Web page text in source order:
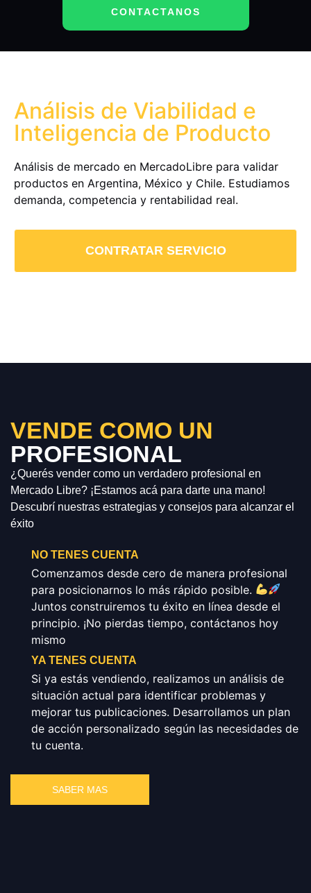
CONTACTANOS
Análisis de Viabilidad e
Inteligencia de Producto
Análisis de mercado en MercadoLibre para validar
productos en Argentina, México y Chile. Estudiamos
demanda, competencia y rentabilidad real.
CONTRATAR SERVICIO
VENDE COMO UN
PROFESIONAL
¿Querés vender como un verdadero profesional en
Mercado Libre? ¡Estamos acá para darte una mano!
Descubrí nuestras estrategias y consejos para alcanzar el
éxito
NO TENES CUENTA
Comenzamos desde cero de manera profesional
para posicionarnos lo más rápido posible.
Juntos construiremos tu éxito en línea desde el
principio. ¡No pierdas tiempo, contáctanos hoy
mismo
YA TENES CUENTA
Si ya estás vendiendo, realizamos un análisis de
situación actual para identificar problemas y
mejorar tus publicaciones. Desarrollamos un plan
de acción personalizado según las necesidades de
tu cuenta.
SABER MAS